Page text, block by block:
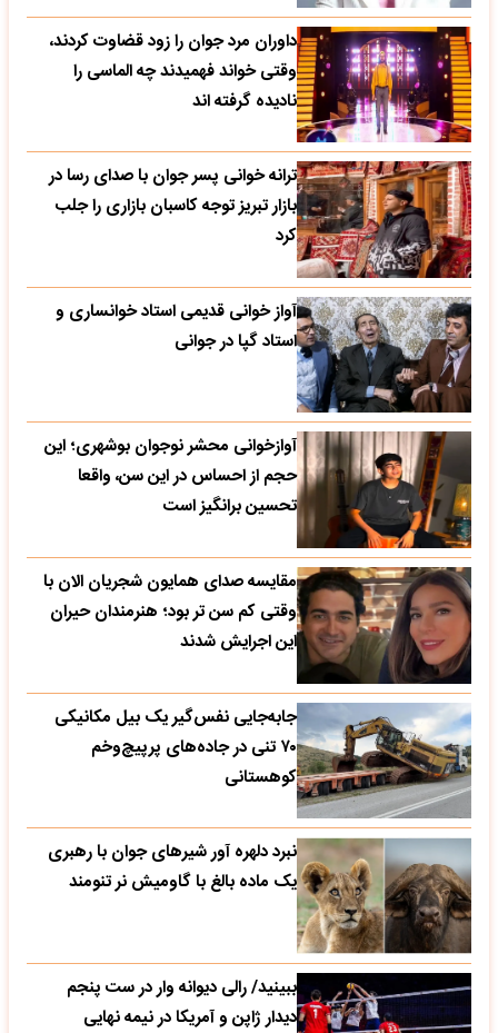
داوران مرد جوان را زود قضاوت کردند،
وقتی خواند فهمیدند چه الماسی را
نادیده گرفته اند
ترانه خوانی پسر جوان با صدای رسا در
بازار تبریز توجه کاسبان بازاری را جلب
کرد
آواز خوانی قدیمی استاد خوانساری و
استاد گپا در جوانی
آوازخوانی محشر نوجوان بوشهری؛ این
حجم از احساس در این سن، واقعا
تحسین‌ برانگیز است
مقایسه صدای همایون شجریان الان با
وقتی کم سن تر بود؛ هنرمندان حیران
این اجرایش شدند
جابه‌جایی نفس‌گیر یک بیل مکانیکی
۷۰ تنی در جاده‌های پرپیچ‌وخم
کوهستانی
نبرد دلهره آور شیرهای جوان با رهبری
یک ماده بالغ با گاومیش نر تنومند
ببینید/ رالی دیوانه وار در ست پنجم
دیدار ژاپن و آمریکا در نیمه نهایی